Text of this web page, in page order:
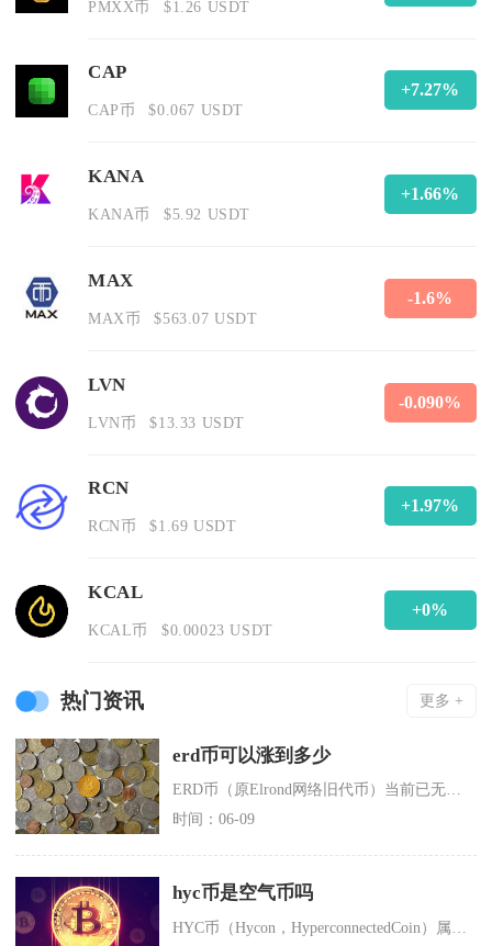
PMXX币 $1.26 USDT
CAP
CAP币 $0.067 USDT
+7.27%
KANA
KANA币 $5.92 USDT
+1.66%
MAX
MAX币 $563.07 USDT
-1.6%
LVN
LVN币 $13.33 USDT
-0.090%
RCN
RCN币 $1.69 USDT
+1.97%
KCAL
KCAL币 $0.00023 USDT
+0%
热门资讯 更多 +
erd币可以涨到多少
ERD币（原Elrond网络旧代币）当前已无独立上涨空间，其价值核心已完全迁移至新币EGL
时间：06-09
hyc币是空气币吗